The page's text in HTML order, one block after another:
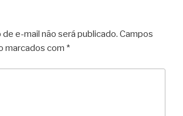
e-mail não será publicado. Campos
marcados com *